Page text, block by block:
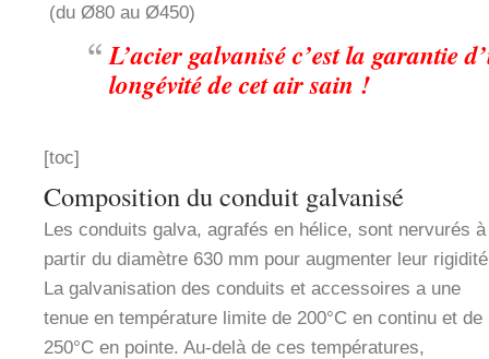
(du Ø80 au Ø450)
L’acier galvanisé c’est la garantie
longévité de cet air sain !
[toc]
Composition du conduit galvanisé
Les conduits galva, agrafés en hélice, sont nervurés à
partir du diamètre 630 mm pour augmenter leur
La galvanisation des conduits et accessoires a une
tenue en température limite de 200°C en continu et de
250°C en pointe. Au-delà de ces températures,